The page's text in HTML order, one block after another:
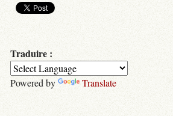
Traduire :
Powered by Translate